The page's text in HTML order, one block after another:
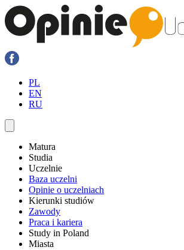
PL
EN
RU
Matura
Studia
Uczelnie
Baza uczelni
Opinie o uczelniach
Kierunki studiów
Zawody
Praca i kariera
Study in Poland
Miasta